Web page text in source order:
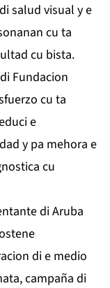
salud visual y e
cu ta
cu bista.
Fundacion
cu ta
e
y pa mehora e
cu
di Aruba
di e medio
campaña di